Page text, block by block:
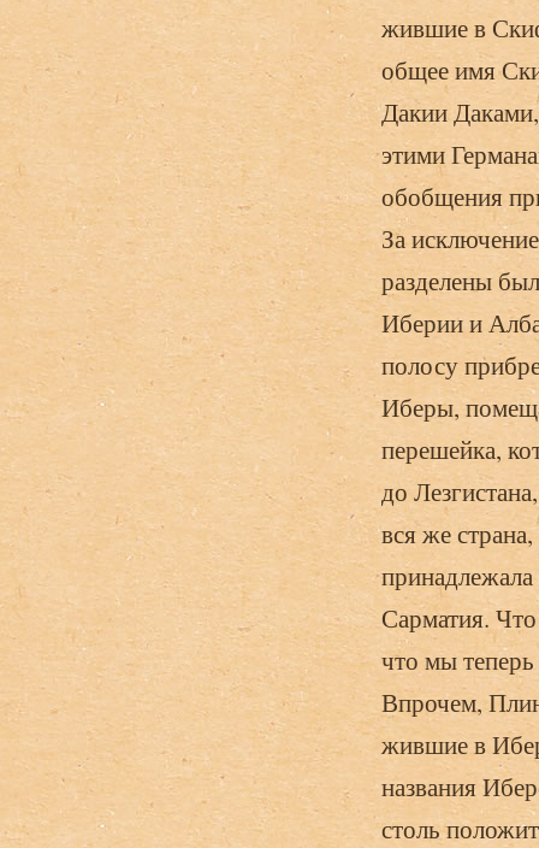
жившие в
общее имя
Дакии
этими
обобщения
За
разделены
Иберии и
полосу
Иберы,
перешейка,
до
вся же
Сарматия.
что мы
Впрочем,
жившие в
названия
столь